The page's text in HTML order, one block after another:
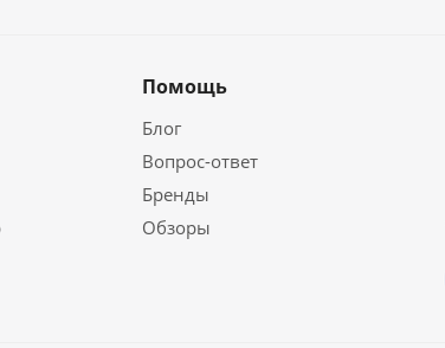
Помощь
Блог
Вопрос-ответ
Бренды
Обзоры